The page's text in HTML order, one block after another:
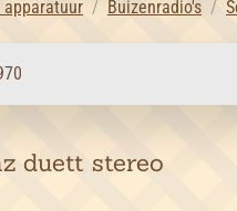
Buizenradio's
duett stereo